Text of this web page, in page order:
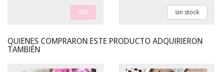
VER sin stock
QUIENES COMPRARON ESTE PRODUCTO ADQUIRIERON
TAMBIÉN